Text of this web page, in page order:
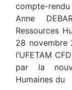
compte-
Anne
Ressources
28 novembre
l’UFETAM
par la
Humaines du